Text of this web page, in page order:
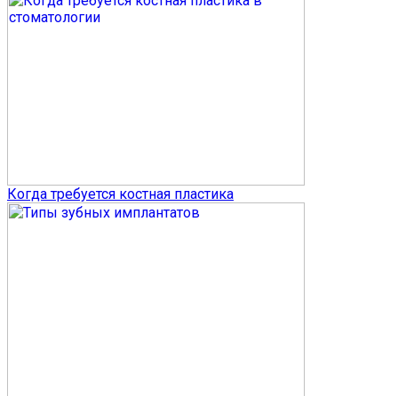
Когда требуется костная пластика